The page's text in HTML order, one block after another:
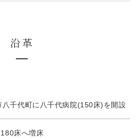
沿革
八千代町に八千代病院(150床)を開設
床へ増床